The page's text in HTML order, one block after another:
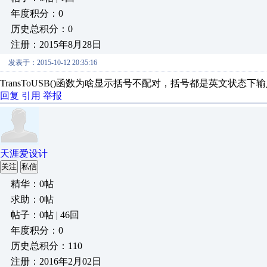
年度积分：0
历史总积分：0
注册：2015年8月28日
发表于：2015-10-12 20:35:16
TransToUSB()函数为啥显示括号不配对，括号都是英文状态下
回复 引用 举报
天涯爱设计
关注 私信
精华：0帖
求助：0帖
帖子：0帖 | 46回
年度积分：0
历史总积分：110
注册：2016年2月02日